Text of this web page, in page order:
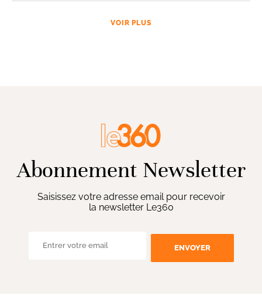
VOIR PLUS
Abonnement Newsletter
Saisissez votre adresse email pour recevoir
la newsletter Le360
ENVOYER